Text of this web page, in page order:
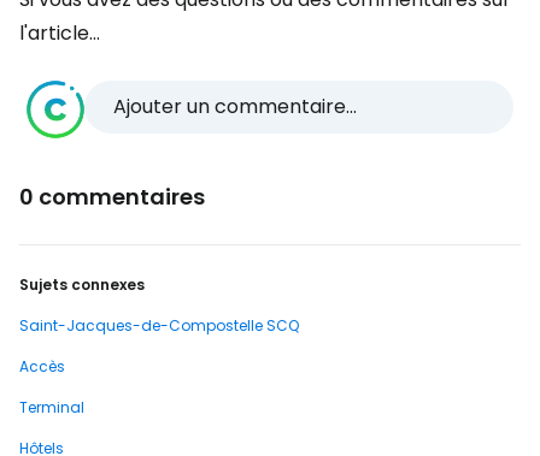
l'article...
Ajouter un commentaire...
0 commentaires
Sujets connexes
Saint-Jacques-de-Compostelle SCQ
Accès
Terminal
Hôtels